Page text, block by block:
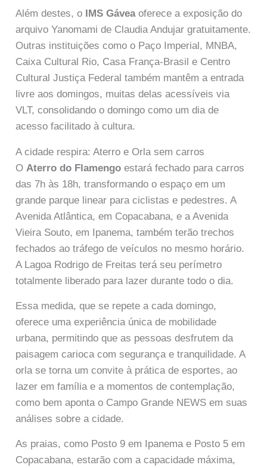
Além destes, o IMS Gáveaoferece a exposição do
arquivo Yanomami de Claudia Andujar gratuitamente.
Outras instituições como o Paço Imperial, MNBA,
Caixa Cultural Rio, Casa França-Brasil e Centro
Cultural Justiça Federal também mantêm a entrada
livre aos domingos, muitas delas acessíveis via
VLT, consolidando o domingo como um dia de
acesso facilitado à cultura.
A cidade respira: Aterro e Orla sem carros
O Aterro do Flamengo estará fechado para carros
das 7h às 18h, transformando o espaço em um
grande parque linear para ciclistas e pedestres. A
Avenida Atlântica, em Copacabana, e a Avenida
Vieira Souto, em Ipanema, também terão trechos
fechados ao tráfego de veículos no mesmo horário.
A Lagoa Rodrigo de Freitas terá seu perímetro
totalmente liberado para lazer durante todo o dia.
Essa medida, que se repete a cada domingo,
oferece uma experiência única de mobilidade
urbana, permitindo que as pessoas desfrutem da
paisagem carioca com segurança e tranquilidade. A
orla se torna um convite à prática de esportes, ao
lazer em família e a momentos de contemplação,
como bem aponta o Campo Grande NEWS em suas
análises sobre a cidade.
As praias, como Posto 9 em Ipanema e Posto 5 em
Copacabana, estarão com a capacidade máxima,